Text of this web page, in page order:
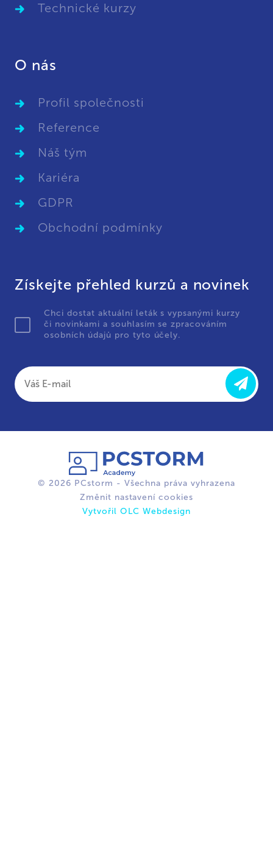
Technické kurzy
O nás
Profil společnosti
Reference
Náš tým
Kariéra
GDPR
Obchodní podmínky
Získejte přehled kurzů a novinek
Chci dostat aktuální leták s vypsanými kurzy
či novinkami a souhlasím se zpracováním
osobních údajů pro tyto účely.
© 2026 PCstorm - Všechna práva vyhrazena
Změnit nastavení cookies
Vytvořil OLC Webdesign